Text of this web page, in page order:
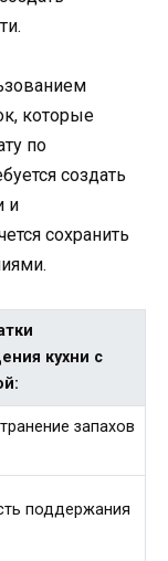
которые
по
создать
и
сохранить
кухни с
запахов
поддержания